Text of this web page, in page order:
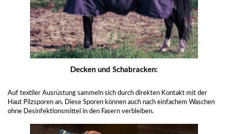
Decken und Schabracken:
Auf textiler Ausrüstung sammeln sich durch direkten Kontakt mit der
Haut Pilzsporen an. Diese Sporen können auch nach einfachem Waschen
ohne Desinfektionsmittel in den Fasern verbleiben.